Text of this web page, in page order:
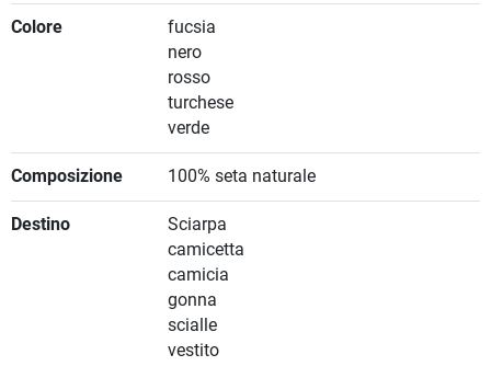
Colore
fucsia
nero
rosso
turchese
verde
Composizione 100% seta naturale
Destino
Sciarpa
camicetta
camicia
gonna
scialle
vestito